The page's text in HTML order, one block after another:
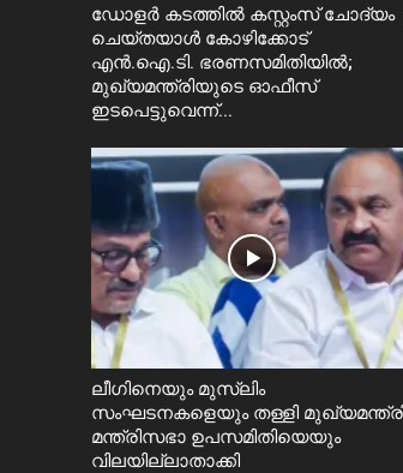
ഡോളർ കടത്തിൽ കസ്റ്റംസ് ചോദ്യം
ചെയ്തയാൾ കോഴിക്കോട്
എൻ.ഐ.ടി. ഭരണസമിതിയിൽ;
മുഖ്യമന്ത്രിയുടെ ഓഫീസ്
ഇടപെട്ടുവെന്ന്...
ലീഗിനെയും മുസ്ലിം
സംഘടനകളെയും തള്ളി
മന്ത്രിസഭാ ഉപസമിതിയെയും
വിലയില്ലാതാക്കി